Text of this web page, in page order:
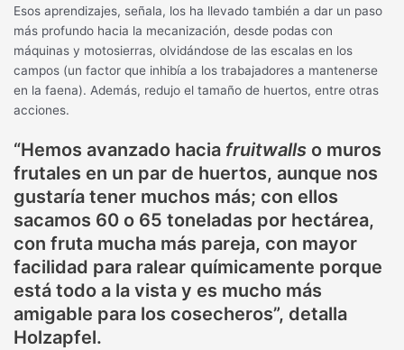
Esos aprendizajes, señala, los ha llevado también a dar un paso
más profundo hacia la mecanización, desde podas con
máquinas y motosierras, olvidándose de las escalas en los
campos (un factor que inhibía a los trabajadores a mantenerse
en la faena). Además, redujo el tamaño de huertos, entre otras
acciones.
“Hemos avanzado hacia fruitwalls o muros
frutales en un par de huertos, aunque nos
gustaría tener muchos más; con ellos
sacamos 60 o 65 toneladas por hectárea,
con fruta mucha más pareja, con mayor
facilidad para ralear químicamente porque
está todo a la vista y es mucho más
amigable para los cosecheros”, detalla
Holzapfel.